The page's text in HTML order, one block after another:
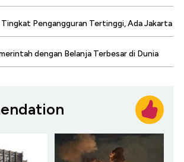
Pengangguran Tertinggi, Ada Jakarta
dengan Belanja Terbesar di Dunia